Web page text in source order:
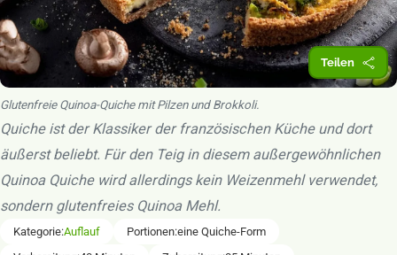
Teilen
Glutenfreie Quinoa-Quiche mit Pilzen und Brokkoli.
Quiche ist der Klassiker der französischen Küche und dort
äußerst beliebt. Für den Teig in diesem außergewöhnlichen
Quinoa Quiche wird allerdings kein Weizenmehl verwendet,
sondern glutenfreies Quinoa Mehl.
Rezept-Informationen
Kategorie:Auflauf Portionen:eine Quiche-Form